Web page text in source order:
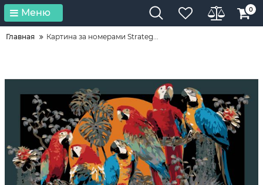
Меню 0
Главная Картина за номерами Strateg...